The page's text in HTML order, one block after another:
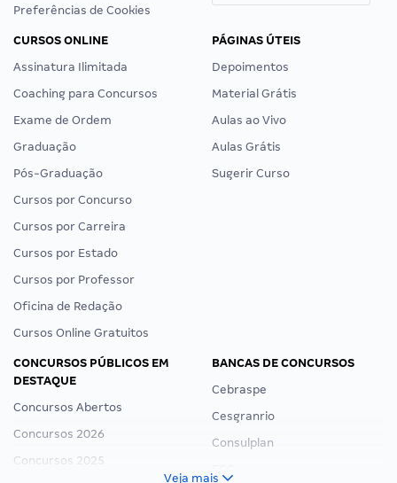
Preferências de Cookies
CURSOS ONLINE
Assinatura Ilimitada
Coaching para Concursos
Exame de Ordem
Graduação
Pós-Graduação
Cursos por Concurso
Cursos por Carreira
Cursos por Estado
Cursos por Professor
Oficina de Redação
Cursos Online Gratuitos
PÁGINAS ÚTEIS
Depoimentos
Material Grátis
Aulas ao Vivo
Aulas Grátis
Sugerir Curso
CONCURSOS PÚBLICOS EM
DESTAQUE
Concursos Abertos
Concursos 2026
Concursos 2025
BANCAS DE CONCURSOS
Cebraspe
Cesgranrio
Consulplan
Veja mais